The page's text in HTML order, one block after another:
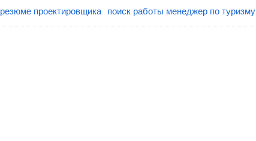
резюме проектировщика поиск работы менеджер по туризму